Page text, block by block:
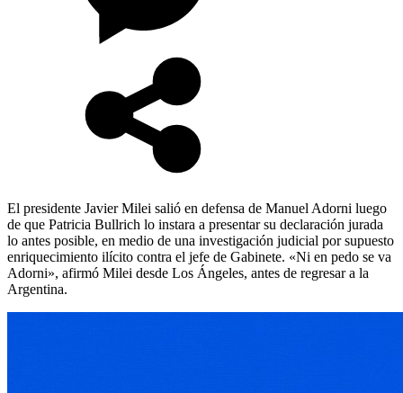
El presidente Javier Milei salió en defensa de Manuel Adorni luego
de que Patricia Bullrich lo instara a presentar su declaración jurada
lo antes posible, en medio de una investigación judicial por supuesto
enriquecimiento ilícito contra el jefe de Gabinete. «Ni en pedo se va
Adorni», afirmó Milei desde Los Ángeles, antes de regresar a la